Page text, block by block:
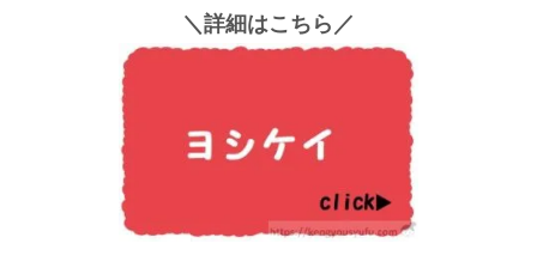
＼詳細はこちら／